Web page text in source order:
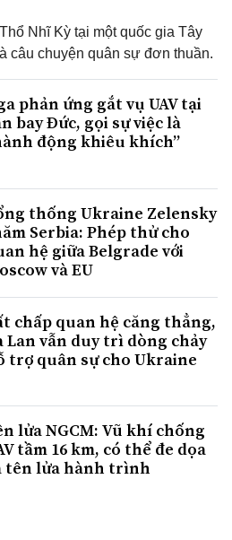
Nhĩ Kỳ tại một quốc gia Tây
câu chuyện quân sự đơn thuần.
phản ứng gắt vụ UAV tại
bay Đức, gọi sự việc là
động khiêu khích”
thống Ukraine Zelensky
Serbia: Phép thử cho
hệ giữa Belgrade với
và EU
chấp quan hệ căng thẳng,
Lan vẫn duy trì dòng chảy
trợ quân sự cho Ukraine
lửa NGCM: Vũ khí chống
tầm 16 km, có thể đe dọa
tên lửa hành trình